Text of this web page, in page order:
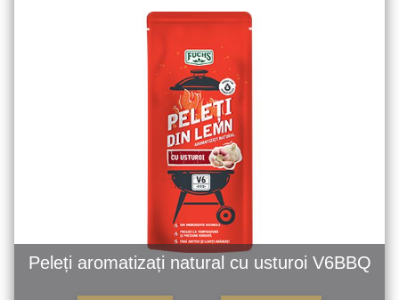
Peleți aromatizați natural cu usturoi V6BBQ